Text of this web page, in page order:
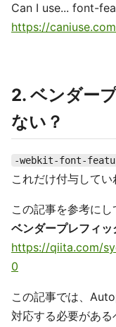
Can I use... font-
https://
2. ベンダー
ない？
-webkit-font-
これだけ付与してい
この記事を参考にし
ベンダープレフィ
https://qiita.com/
0
この記事では、
対応する必要があ